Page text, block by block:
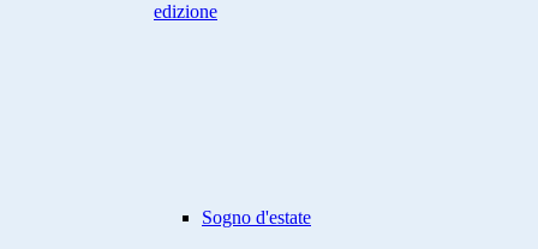
edizione
Sogno d'estate